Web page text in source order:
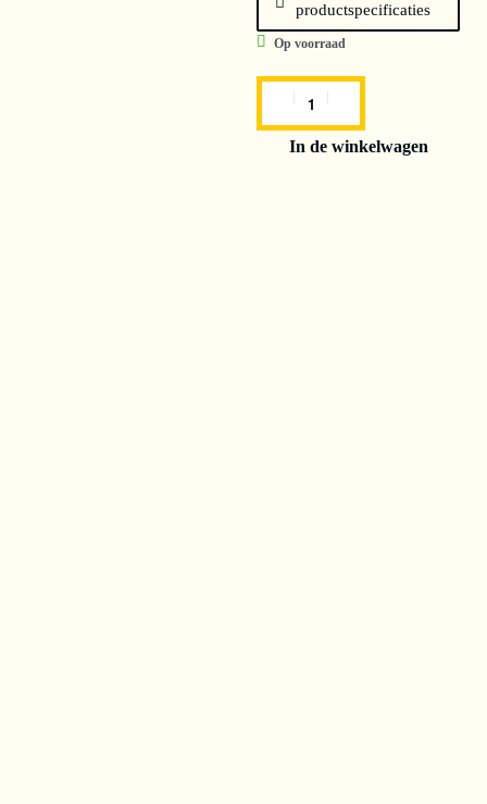
Op voorraad
In de winkelwagen
productspecificaties